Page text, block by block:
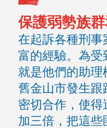
保護弱勢族群
在起訴各種刑
富的經驗。為
就是他們的助理
舊金山市發生
密切合作，使
加三倍，把這些